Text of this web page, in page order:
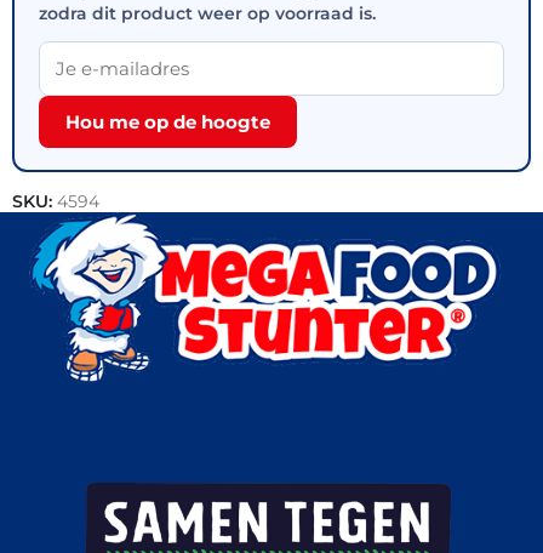
zodra dit product weer op voorraad is.
Hou me op de hoogte
SKU: 4594
Categorieën:Halal